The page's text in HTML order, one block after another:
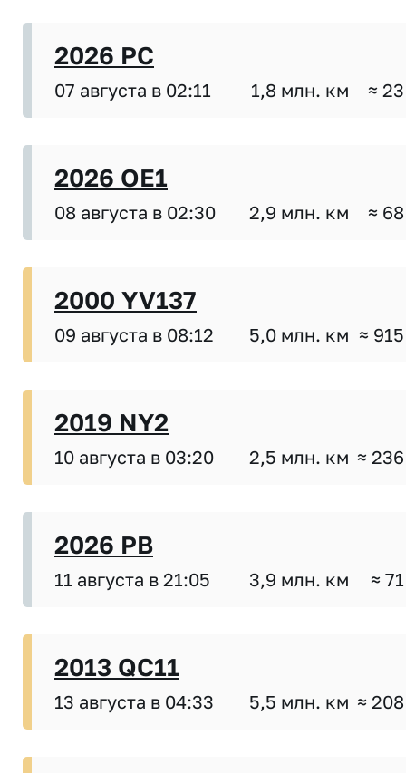
2026 PC
07 августа в 02:11 1,8 млн. км ≈
2026 OE1
08 августа в 02:30 2,9 млн. км ≈
2000 YV137
09 августа в 08:12 5,0 млн. км ≈
2019 NY2
10 августа в 03:20 2,5 млн. км ≈
2026 PB
11 августа в 21:05 3,9 млн. км ≈
2013 QC11
13 августа в 04:33 5,5 млн. км ≈